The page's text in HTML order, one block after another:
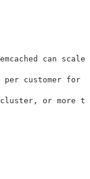
can
per customer for
cluster, or